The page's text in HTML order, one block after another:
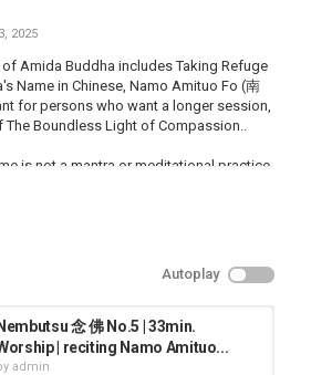
2025
Amida Buddha includes Taking Refuge
Name in Chinese, Namo Amituo Fo (南
for persons who want a longer session,
The Boundless Light of Compassion..
is not a mantra or meditational practice,
in your own language of choice:
in the Triple Gem ( Buddha, Dharma and
refuge only in Amida (Amitabha)
refuge in Amida Buddha's Primal Vow
Autoplay
Nembutsu 念 佛 No.5 | 33min.
| reciting Namo Amituo...
admin